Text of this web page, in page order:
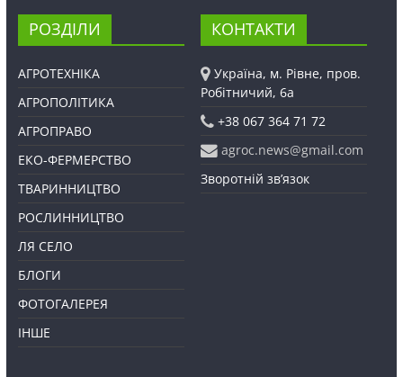
РОЗДІЛИ
АГРОТЕХНІКА
АГРОПОЛІТИКА
АГРОПРАВО
ЕКО-ФЕРМЕРСТВО
ТВАРИННИЦТВО
РОСЛИННИЦТВО
ЛЯ СЕЛО
БЛОГИ
ФОТОГАЛЕРЕЯ
ІНШЕ
КОНТАКТИ
Україна, м. Рівне, пров.
Робітничий, 6а
+38 067 364 71 72
agroc.news@gmail.com
Зворотній зв’язок